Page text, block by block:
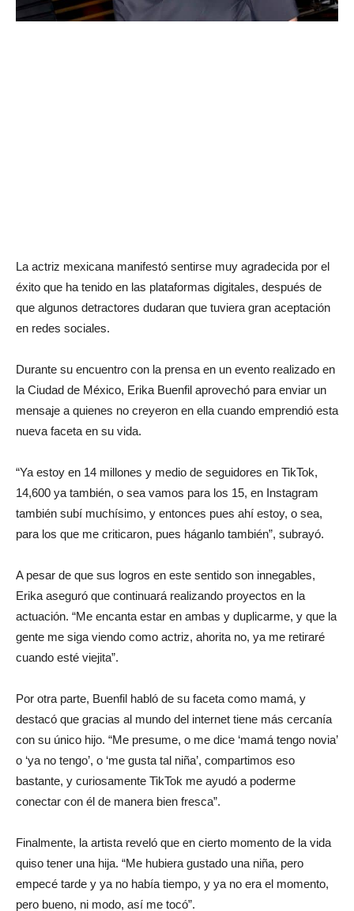
La actriz mexicana manifestó sentirse muy agradecida por el
éxito que ha tenido en las plataformas digitales, después de
que algunos detractores dudaran que tuviera gran aceptación
en redes sociales.
Durante su encuentro con la prensa en un evento realizado en
la Ciudad de México, Erika Buenfil aprovechó para enviar un
mensaje a quienes no creyeron en ella cuando emprendió esta
nueva faceta en su vida.
“Ya estoy en 14 millones y medio de seguidores en TikTok,
14,600 ya también, o sea vamos para los 15, en Instagram
también subí muchísimo, y entonces pues ahí estoy, o sea,
para los que me criticaron, pues háganlo también”, subrayó.
A pesar de que sus logros en este sentido son innegables,
Erika aseguró que continuará realizando proyectos en la
actuación. “Me encanta estar en ambas y duplicarme, y que la
gente me siga viendo como actriz, ahorita no, ya me retiraré
cuando esté viejita”.
Por otra parte, Buenfil habló de su faceta como mamá, y
destacó que gracias al mundo del internet tiene más cercanía
con su único hijo. “Me presume, o me dice ‘mamá tengo novia’
o ‘ya no tengo’, o ‘me gusta tal niña’, compartimos eso
bastante, y curiosamente TikTok me ayudó a poderme
conectar con él de manera bien fresca”.
Finalmente, la artista reveló que en cierto momento de la vida
quiso tener una hija. “Me hubiera gustado una niña, pero
empecé tarde y ya no había tiempo, y ya no era el momento,
pero bueno, ni modo, así me tocó”.